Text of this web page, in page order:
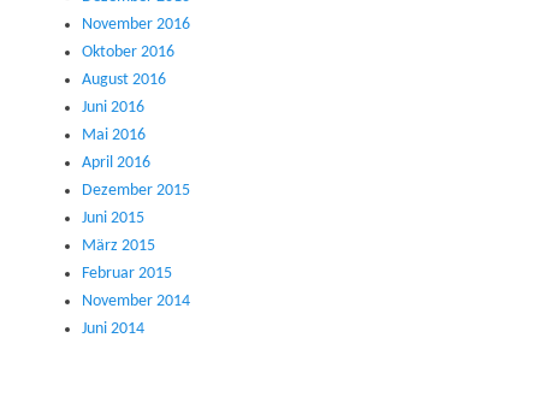
November 2016
Oktober 2016
August 2016
Juni 2016
Mai 2016
April 2016
Dezember 2015
Juni 2015
März 2015
Februar 2015
November 2014
Juni 2014